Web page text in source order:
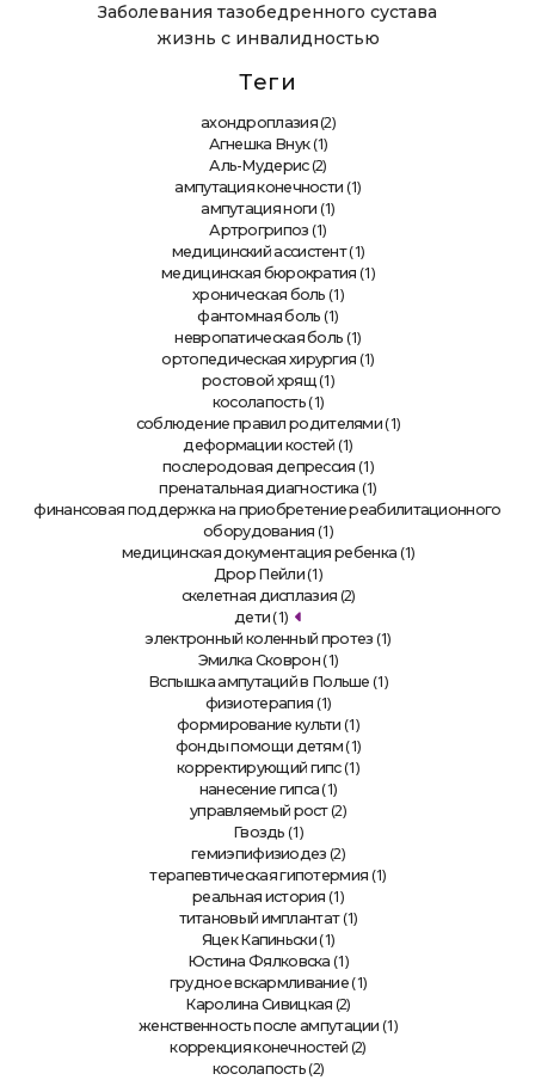
Заболевания тазобедренного сустава
жизнь с инвалидностью
Теги
ахондроплазия(2)
Агнешка Внук(1)
Аль-Мудерис(2)
ампутация конечности (1)
ампутация ноги (1)
Артрогрипоз (1)
медицинский ассистент(1)
медицинская бюрократия (1)
хроническая боль (1)
фантомная боль (1)
невропатическая боль (1)
ортопедическая хирургия (1)
ростовой хрящ(1)
косолапость (1)
соблюдение правил родителями (1)
деформации костей (1)
послеродовая депрессия (1)
пренатальная диагностика (1)
финансовая поддержка на приобретение реабилитационного
оборудования (1)
медицинская документация ребенка (1)
Дрор Пейли(1)
скелетная дисплазия (2)
дети (1)
электронный коленный протез (1)
Эмилка Сковрон (1)
Вспышка ампутаций в Польше (1)
физиотерапия (1)
формирование культи (1)
фонды помощи детям (1)
корректирующий гипс(1)
нанесение гипса (1)
управляемый рост(2)
Гвоздь (1)
гемиэпифизиодез (2)
терапевтическая гипотермия (1)
реальная история (1)
титановый имплантат(1)
Яцек Капиньски (1)
Юстина Фялковска (1)
грудное вскармливание (1)
Каролина Сивицкая (2)
женственность после ампутации (1)
коррекция конечностей (2)
косолапость (2)